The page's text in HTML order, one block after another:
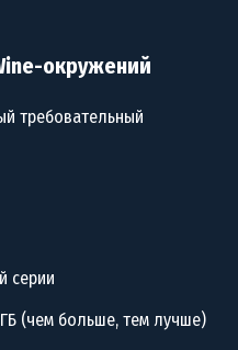
окружений
требовательный
серии
(чем больше, тем лучше)